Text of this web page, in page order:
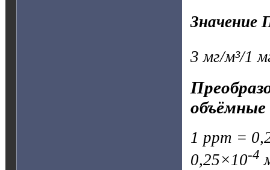
Значение
3 мг/м³/1
объёмные
1 ppm =
0,25×10-4